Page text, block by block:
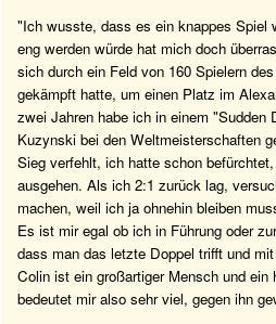
"Ich wusste, dass es ein knappes Spiel
eng werden würde hat mich doch
sich durch ein Feld von 160 Spielern
gekämpft hatte, um einen Platz im
zwei Jahren habe ich in einem "Sudden
Kuzynski bei den Weltmeisterschaften
Sieg verfehlt, ich hatte schon
ausgehen. Als ich 2:1 zurück lag,
machen, weil ich ja ohnehin bleiben
Es ist mir egal ob ich in Führung oder
dass man das letzte Doppel trifft und
Colin ist ein großartiger Mensch und ein
bedeutet mir also sehr viel, gegen ihn